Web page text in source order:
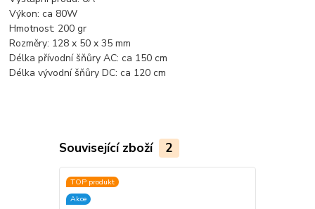
Výkon: ca 80W
Hmotnost: 200 gr
Rozměry: 128 x 50 x 35 mm
Délka přívodní šňůry AC: ca 150 cm
Délka vývodní šňůry DC: ca 120 cm
Související zboží 2
TOP produkt
Akce